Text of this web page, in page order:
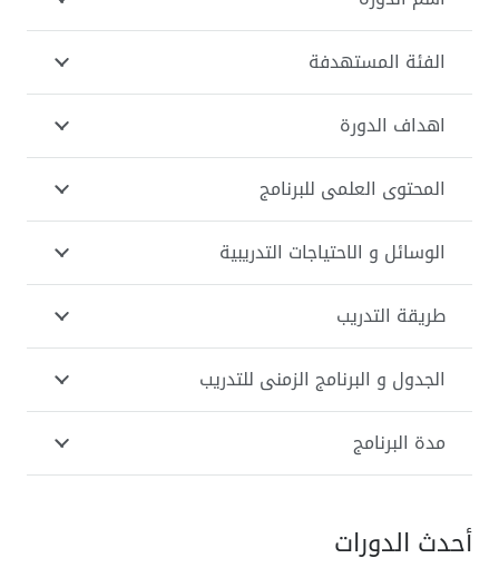
الفئة المستهدفة
اهداف الدورة
المحتوى العلمى للبرنامج
الوسائل و الاحتياجات التدريبية
طريقة التدريب
الجدول و البرنامج الزمنى للتدريب
مدة البرنامج
أحدث الدورات